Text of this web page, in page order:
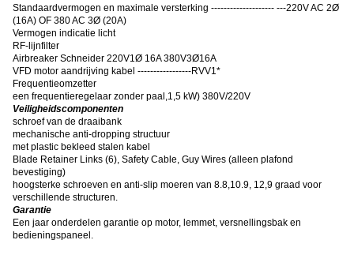
Standaardvermogen en maximale versterking -------------------- ---220V AC 2Ø
(16A) OF 380 AC 3Ø (20A)
Vermogen indicatie licht
RF-lijnfilter
Airbreaker Schneider 220V1Ø 16A 380V3Ø16A
VFD motor aandrijving kabel -----------------RVV1*
Frequentieomzetter
een frequentieregelaar zonder paal ,1,5 kW) 380V/220V
Veiligheidscomponenten
schroef van de draaibank
mechanische anti-dropping structuur
met plastic bekleed stalen kabel
Blade Retainer Links (6), Safety Cable, Guy Wires (alleen plafond
bevestiging)
hoogsterke schroeven en anti-slip moeren van 8.8,10.9, 12,9 graad voor
verschillende structuren.
Garantie
Een jaar onderdelen garantie op motor, lemmet, versnellingsbak en
bedieningspaneel.